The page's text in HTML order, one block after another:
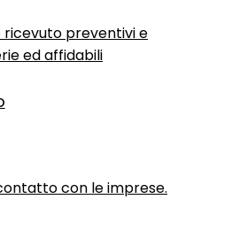
ricevuto preventivi e
ed affidabili
con le imprese.